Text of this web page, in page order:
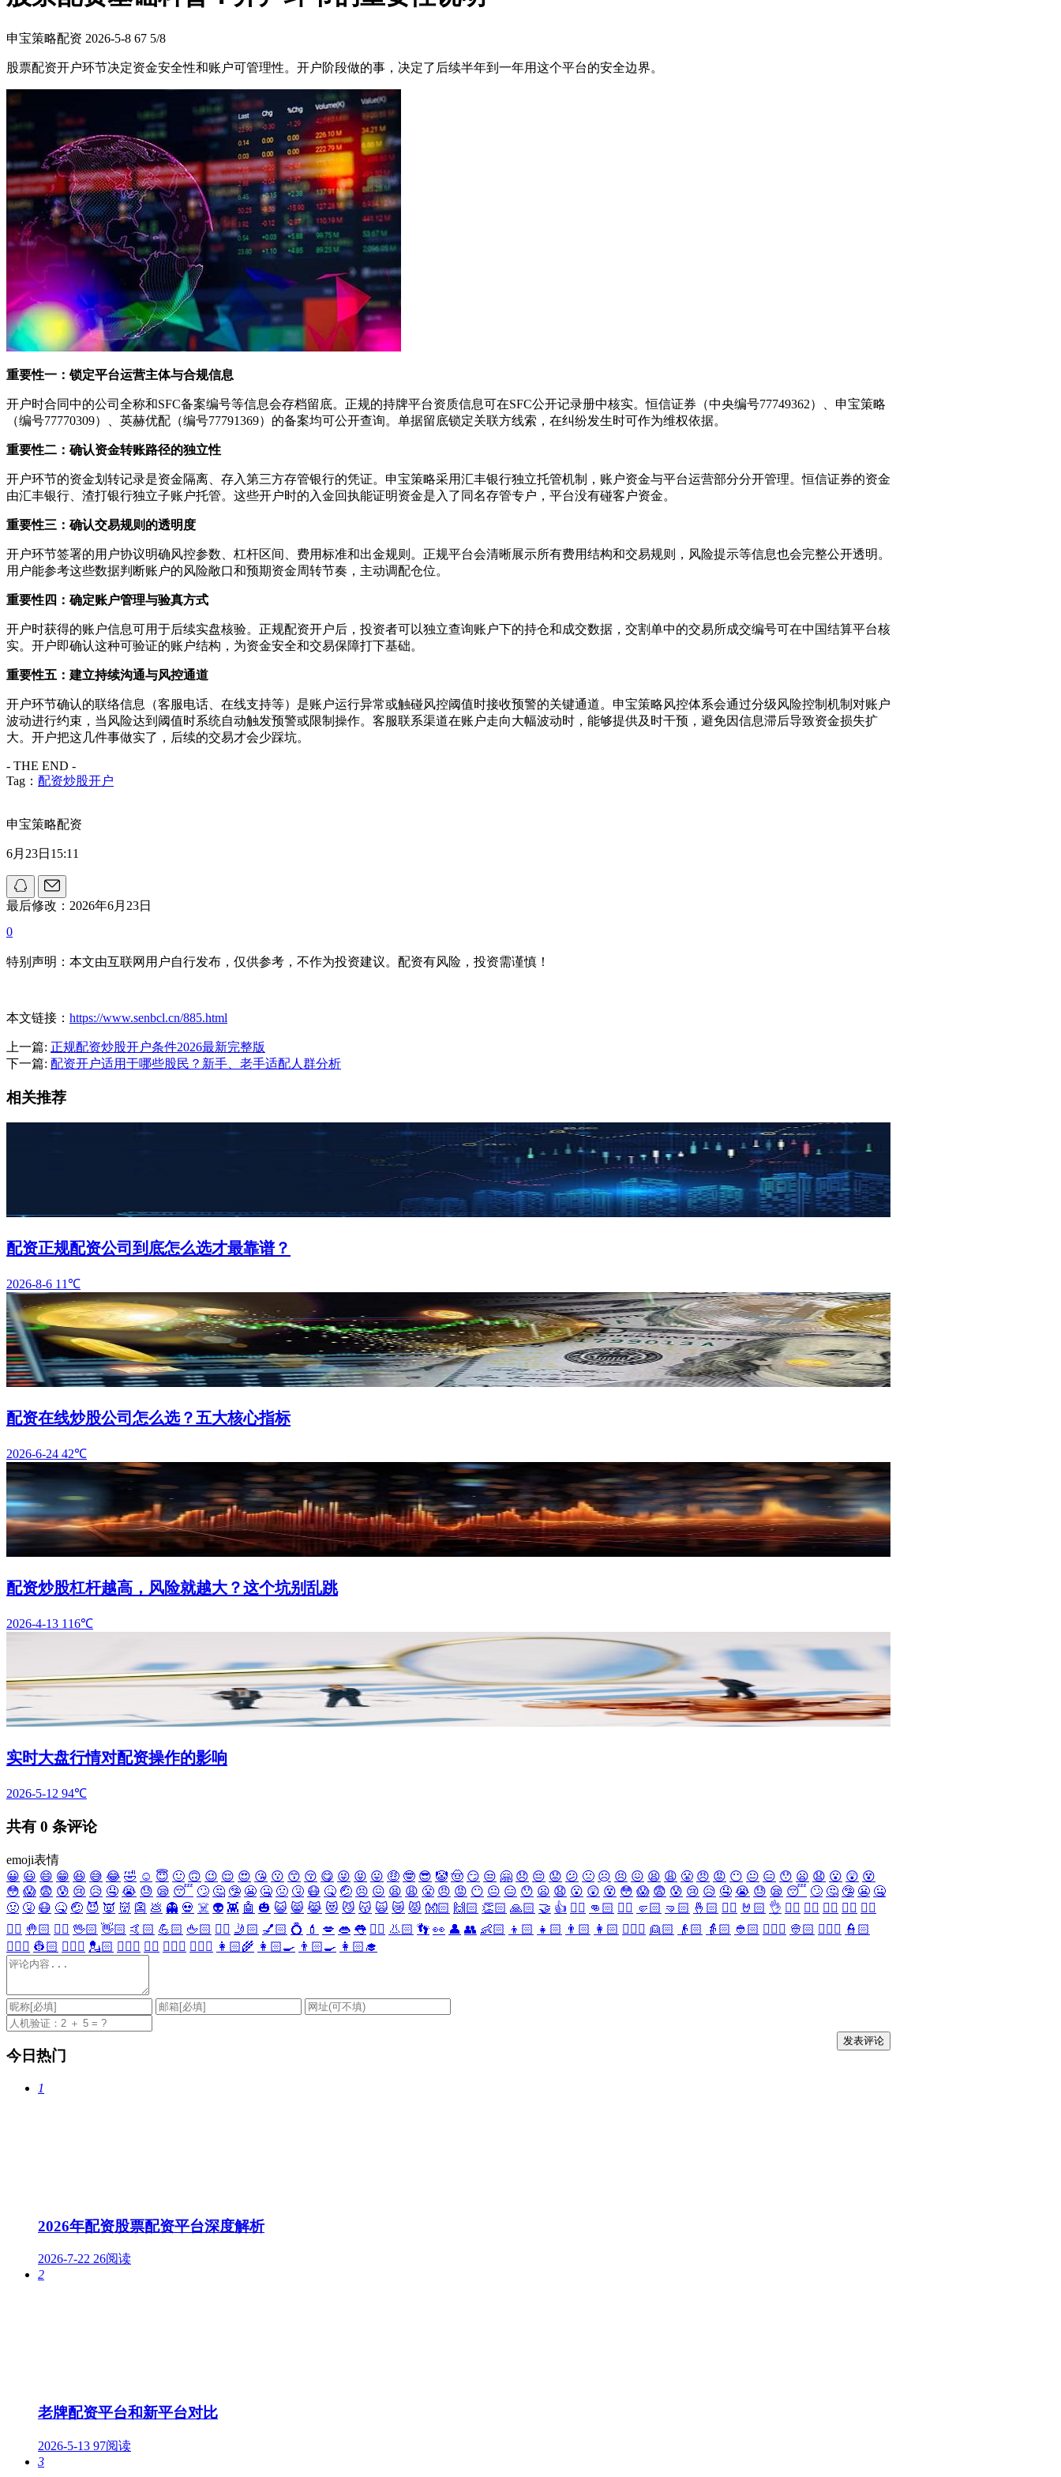
申宝策略配资 2026-5-8 67 5/8
股票配资开户环节决定资金安全性和账户可管理性。开户阶段做的事，决定了后续半年到一年用这个平台的安全边界。
重要性一：锁定平台运营主体与合规信息
开户时合同中的公司全称和SFC备案编号等信息会存档留底。正规的持牌平台资质信息可在SFC公开记录册中核实。恒信证券（中央编号77749362）、申宝策略
（编号77770309）、英赫优配（编号77791369）的备案均可公开查询。单据留底锁定关联方线索，在纠纷发生时可作为维权依据。
重要性二：确认资金转账路径的独立性
开户环节的资金划转记录是资金隔离、存入第三方存管银行的凭证。申宝策略采用汇丰银行独立托管机制，账户资金与平台运营部分分开管理。恒信证券的资金
由汇丰银行、渣打银行独立子账户托管。这些开户时的入金回执能证明资金是入了同名存管专户，平台没有碰客户资金。
重要性三：确认交易规则的透明度
开户环节签署的用户协议明确风控参数、杠杆区间、费用标准和出金规则。正规平台会清晰展示所有费用结构和交易规则，风险提示等信息也会完整公开透明。
用户能参考这些数据判断账户的风险敞口和预期资金周转节奏，主动调配仓位。
重要性四：确定账户管理与验真方式
开户时获得的账户信息可用于后续实盘核验。正规配资开户后，投资者可以独立查询账户下的持仓和成交数据，交割单中的交易所成交编号可在中国结算平台核
实。开户即确认这种可验证的账户结构，为资金安全和交易保障打下基础。
重要性五：建立持续沟通与风控通道
开户环节确认的联络信息（客服电话、在线支持等）是账户运行异常或触碰风控阈值时接收预警的关键通道。申宝策略风控体系会通过分级风险控制机制对账户
波动进行约束，当风险达到阈值时系统自动触发预警或限制操作。客服联系渠道在账户走向大幅波动时，能够提供及时干预，避免因信息滞后导致资金损失扩
大。开户把这几件事做实了，后续的交易才会少踩坑。
- THE END -
Tag： 配资炒股开户
申宝策略配资
6月23日15:11
最后修改：2026年6月23日
0
特别声明：本文由互联网用户自行发布，仅供参考，不作为投资建议。配资有风险，投资需谨慎！
本文链接： https://www.senbcl.cn/885.html
上一篇: 正规配资炒股开户条件2026最新完整版
下一篇: 配资开户适用于哪些股民？新手、老手适配人群分析
相关推荐
配资正规配资公司到底怎么选才最靠谱？
2026-8-6 11℃
配资在线炒股公司怎么选？五大核心指标
2026-6-24 42℃
配资炒股杠杆越高，风险就越大？这个坑别乱跳
2026-4-13 116℃
实时大盘行情对配资操作的影响
2026-5-12 94℃
共有 0 条评论
emoji表情
😀 😃 😄 😁 😆 😅 😂 🤣 ☺️ 😇 🙂 🙃 😉 😌 😍 😘 😗 😙 😚 😋 😜 😝 😛 🤑 🤓 😎 🤡 🤠 😏 😒 🤗 😞 😔 😟 😕 🙁 ☹️ 😣 😖 😫 😩 😤 😠 😡 😶 😐 😑 😯 😦 😧 😮 😲 😵
😳 😱 😨 😰 😢 😥 🤤 😭 😓 😪 😴 🙄 🤔 🤥 😬 🤐 🤢 🤧 😷 🤒 🤕 😣 😖 😫 😩 😤 😠 😡 😶 😐 😑 😯 😦 😧 😮 😲 😵 😳 😱 😨 😰 😢 😥 🤤 😭 😓 😪 😴 🙄 🤔 🤥 😬 🤐
🤢 🤧 😷 🤒 🤕 😈 👿 👹 👺 💩 👻 💀 ☠️ 👽 👾 🤖 🎃 😺 😸 😹 😻 😼 😽 🙀 😿 😾 👐🏻 🙌🏻 👏🏻 🙏🏻 🤝 👍 👎🏻 👊🏻 ✊🏻 🤛🏻 🤜🏻 🤞🏻 ✌🏻 🤘🏻 👌 👈🏻 👉🏻 👆🏻 👇🏻 ☝🏻
✋🏻 🤚🏻 🖐🏻 🖖🏻 👋🏻 🤙🏻 💪🏻 🖕🏻 ✍🏻 🤳🏻 💅🏻 💍 💄 💋 👄 👅 👂🏻 👃🏻 👣 👀 👤 👥 👶🏻 👦🏻 👧🏻 👨🏻 👩🏻 👱🏻‍♀️ 👱🏻 👴🏻 👵🏻 👲🏻 👳🏻‍♀️ 👳🏻 👮🏻‍♀️ 👮🏻
👷🏻‍♀️ 👷🏻 💂🏻‍♀️ 💂🏻 🕵🏻‍♀️ 🕵🏻 👩🏻‍⚕️ 👨🏻‍⚕️ 👩🏻‍🌾 👩🏻‍🍳 👨🏻‍🍳 👩🏻‍🎓
今日热门
1
2026年配资股票配资平台深度解析
2026-7-22 26阅读
2
老牌配资平台和新平台对比
2026-5-13 97阅读
3